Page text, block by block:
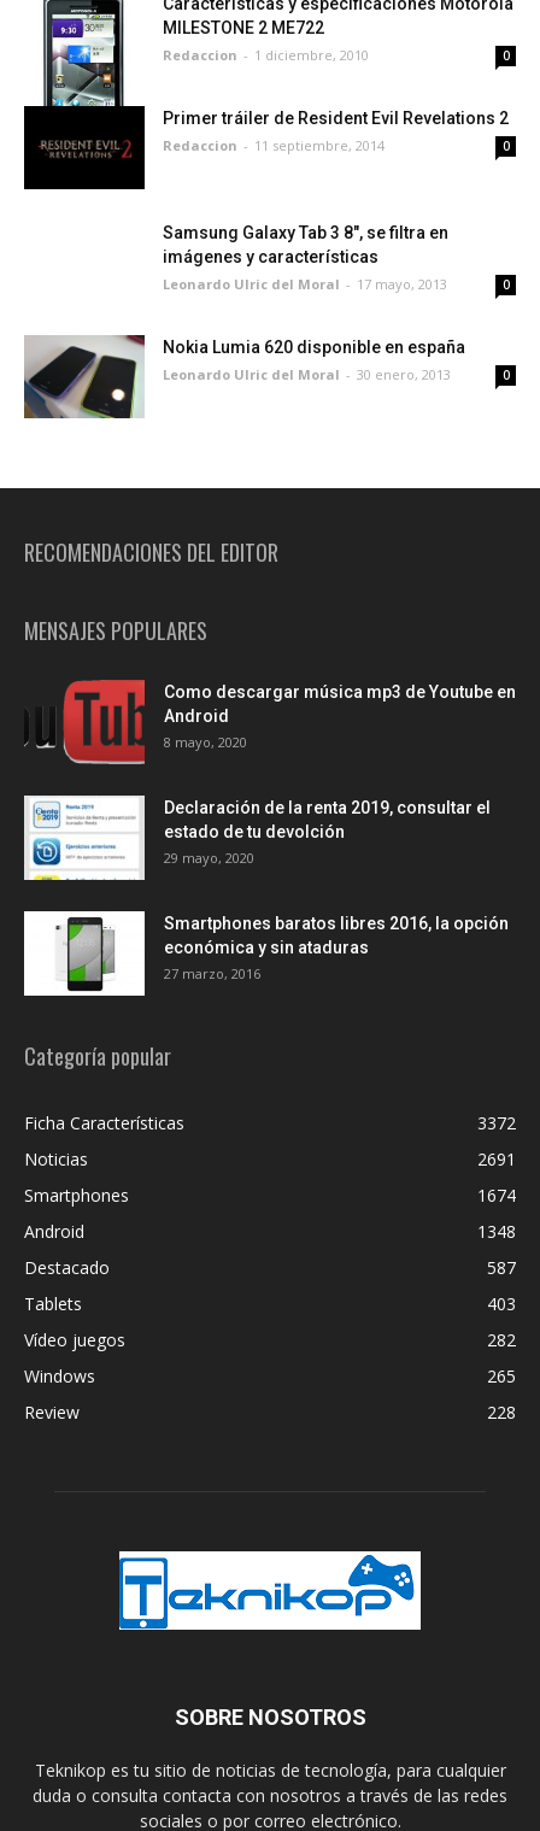
MILESTONE 2 ME722
Redaccion - 1 diciembre, 2010 0
Primer tráiler de Resident Evil Revelations 2
Redaccion - 11 septiembre, 2014 0
Samsung Galaxy Tab 3 8", se filtra en
imágenes y características
Leonardo Ulric del Moral - 17 mayo, 2013 0
Nokia Lumia 620 disponible en españa
Leonardo Ulric del Moral - 30 enero, 2013 0
RECOMENDACIONES DEL EDITOR
MENSAJES POPULARES
Como descargar música mp3 de Youtube en
Android
8 mayo, 2020
Declaración de la renta 2019, consultar el
estado de tu devolción
29 mayo, 2020
Smartphones baratos libres 2016, la opción
económica y sin ataduras
27 marzo, 2016
Categoría popular
Ficha Características
3372
Noticias
2691
Smartphones
1674
Android
1348
Destacado
587
Tablets
403
Vídeo juegos
282
Windows
265
Review
228
SOBRE NOSOTROS
Teknikop es tu sitio de noticias de tecnología, para cualquier
duda o consulta contacta con nosotros a través de las redes
sociales o por correo electrónico.